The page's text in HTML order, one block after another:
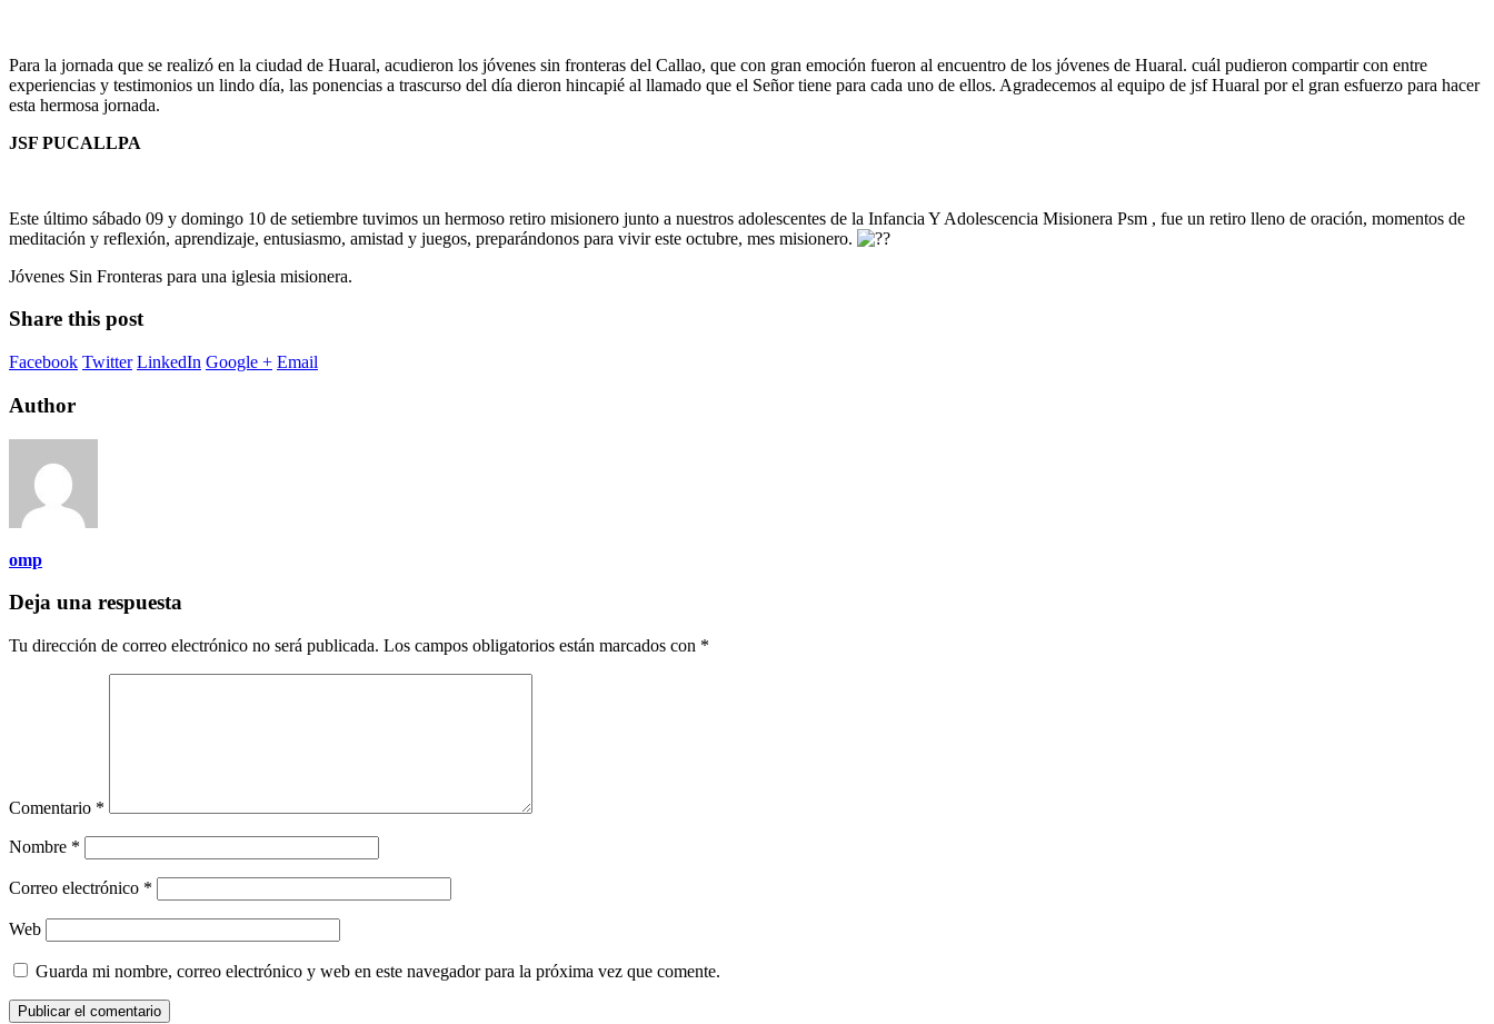
Para la jornada que se realizó en la ciudad de Huaral, acudieron los jóvenes sin fronteras del Callao, que con gran emoción fueron al encuentro de los jóvenes de Huaral. cuál pudieron compartir con entre
experiencias y testimonios un lindo día, las ponencias a trascurso del día dieron hincapié al llamado que el Señor tiene para cada uno de ellos. Agradecemos al equipo de jsf Huaral por el gran esfuerzo para hacer
esta hermosa jornada.
JSF PUCALLPA
Este último sábado 09 y domingo 10 de setiembre tuvimos un hermoso retiro misionero junto a nuestros adolescentes de la Infancia Y Adolescencia Misionera Psm , fue un retiro lleno de oración, momentos de
meditación y reflexión, aprendizaje, entusiasmo, amistad y juegos, preparándonos para vivir este octubre, mes misionero.
Jóvenes Sin Fronteras para una iglesia misionera.
Share this post
Facebook Twitter LinkedIn Google + Email
Author
omp
Deja una respuesta
Tu dirección de correo electrónico no será publicada. Los campos obligatorios están marcados con *
Comentario *
Nombre *
Correo electrónico *
Web
Guarda mi nombre, correo electrónico y web en este navegador para la próxima vez que comente.